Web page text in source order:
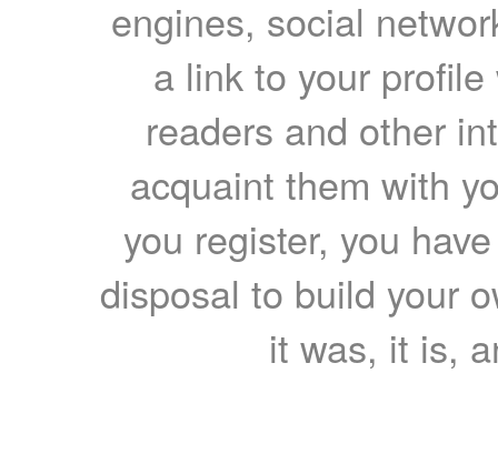
engines, social
a link to your
readers and other
acquaint them with
you register, you
disposal to build your
it was, it is,